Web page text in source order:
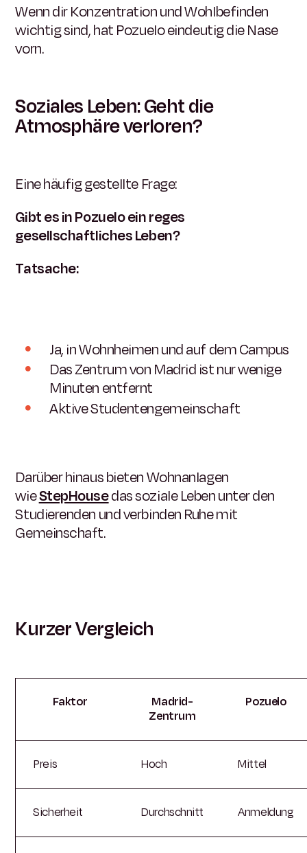
Wenn dir Konzentration und Wohlbefinden
wichtig sind, hat Pozuelo eindeutig die Nase
vorn.
Soziales Leben: Geht die
Atmosphäre verloren?
Eine häufig gestellte Frage:
Gibt es in Pozuelo ein reges
gesellschaftliches Leben?
Tatsache:
Ja, in Wohnheimen und auf dem Campus
Das Zentrum von Madrid ist nur wenige
Minuten entfernt
Aktive Studentengemeinschaft
Darüber hinaus bieten Wohnanlagen
wieStepHousedas soziale Leben unter den
Studierenden und verbinden Ruhe mit
Gemeinschaft.
Kurzer Vergleich
Faktor
Madrid-
Zentrum
Pozuelo
Preis Hoch Mittel
Sicherheit Durchschnitt Anmeldung